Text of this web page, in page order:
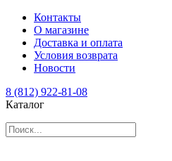
Контакты
О магазине
Доставка и оплата
Условия возврата
Новости
8 (812) 922-81-08
Каталог